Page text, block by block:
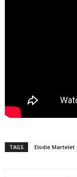
TAGS Elodie Martelet